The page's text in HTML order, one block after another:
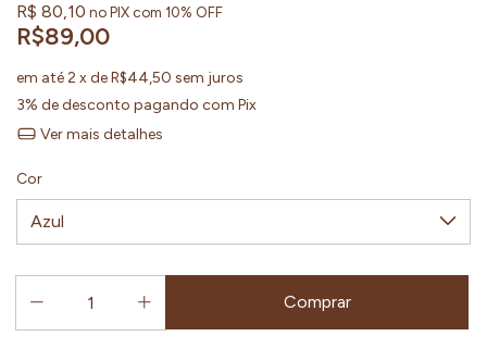
R$ 80,10 no PIX com 10% OFF
R$89,00
em até2 x deR$44,50 sem juros
3% de desconto pagando com Pix
Ver mais detalhes
Cor